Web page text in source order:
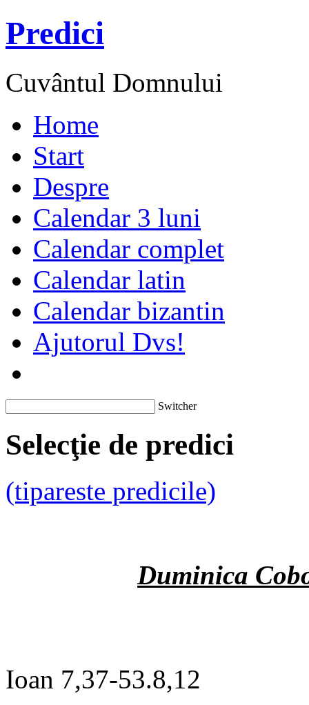
Predici
Cuvântul Domnului
Home
Start
Despre
Calendar 3 luni
Calendar complet
Calendar latin
Calendar bizantin
Ajutorul Dvs!
Switcher
Selecţie de predici
(tipareste predicile)
Duminica
Ioan 7,37-53.8,12